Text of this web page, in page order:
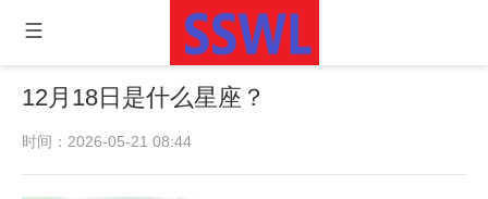
12月18日是什么星座？
时间：2026-05-21 08:44